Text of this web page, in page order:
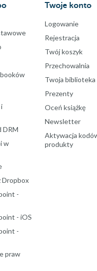
i
DRM
w
Dropbox
-
- iOS
-
praw
Twoje konto
Logowanie
Rejestracja
Twój koszyk
Przechowalnia
Twoja biblioteka
Prezenty
Oceń książkę
Newsletter
Aktywacja
produkty